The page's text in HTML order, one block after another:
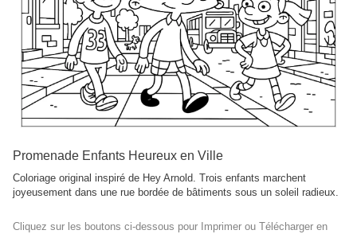
Promenade Enfants Heureux en Ville
Coloriage original inspiré de Hey Arnold. Trois enfants marchent
joyeusement dans une rue bordée de bâtiments sous un soleil radieux.
Cliquez sur les boutons ci-dessous pour Imprimer ou Télécharger en